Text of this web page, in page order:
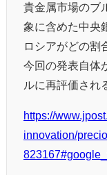
貴金属市場のブ
象に含めた中央
ロシアがどの割
今回の発表自体
ルに再評価され
https://
innovation/